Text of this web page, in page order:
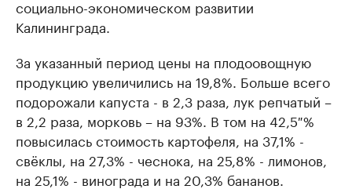
социально-экономическом развитии
Калининграда.
За указанный период цены на плодоовощную
продукцию увеличились на 19,8%. Больше всего
подорожали капуста - в 2,3 раза, лук репчатый –
в 2,2 раза, морковь – на 93%. В том на 42,5 %
повысилась стоимость картофеля, на 37,1% -
свёклы, на 27,3% - чеснока, на 25,8% - лимонов,
на 25,1% - винограда и на 20,3% бананов.